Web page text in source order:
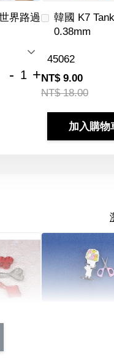
界路過
- +
韓國 K7
0.38mm
NT$ 9.00
NT$ 18.00
加入購物
圖釘